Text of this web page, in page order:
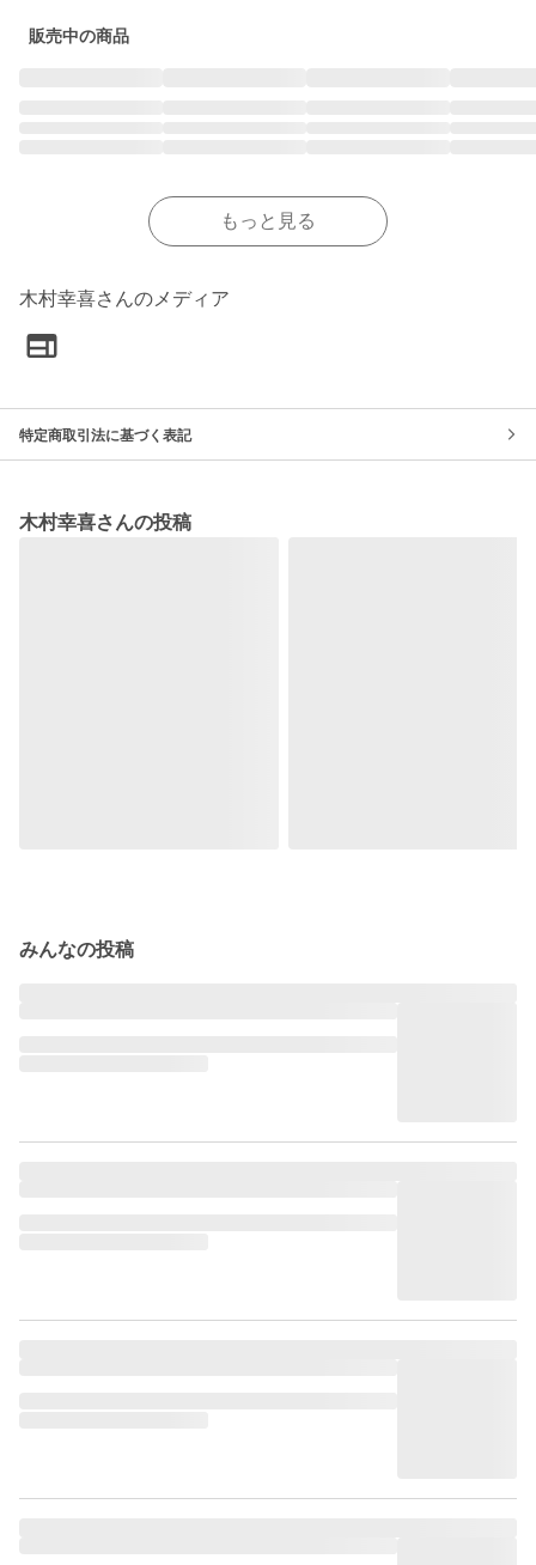
販売中の商品
もっと見る
木村幸喜さんのメディア
特定商取引法に基づく表記
木村幸喜さんの投稿
みんなの投稿